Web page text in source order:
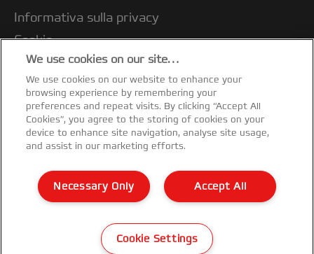
Informativa sulla privacy
Cookie
Nota legale
Imprint
Gestione dei miei dati
Ti serve assistenza?
Condizioni di garanzia
Dichiarazioni di conformità
Mappa del sito
©2026 ACCO Brands
We use cookies on our site…
We use cookies on our website to enhance your
browsing experience by remembering your
preferences and repeat visits. By clicking “Accept All
Cookies”, you agree to the storing of cookies on your
device to enhance site navigation, analyse site usage,
and assist in our marketing efforts.
Accept All
Necessary Only
Cookie Settings